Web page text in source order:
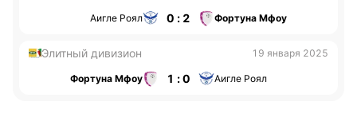
Аигле Роял 0 : 2 Фортуна Мфоу
Элитный дивизион 19 января 2025
Фортуна Мфоу 1 : 0 Аигле Роял